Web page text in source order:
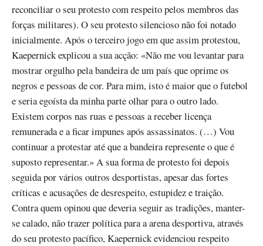
reconciliar o seu protesto com respeito pelos membros das
forças militares). O seu protesto silencioso não foi notado
inicialmente. Após o terceiro jogo em que assim protestou,
Kaepernick explicou a sua acção: «Não me vou levantar para
mostrar orgulho pela bandeira de um país que oprime os
negros e pessoas de cor. Para mim, isto é maior que o futebol
e seria egoísta da minha parte olhar para o outro lado.
Existem corpos nas ruas e pessoas a receber licença
remunerada e a ficar impunes após assassinatos. (…) Vou
continuar a protestar até que a bandeira represente o que é
suposto representar.» A sua forma de protesto foi depois
seguida por vários outros desportistas, apesar das fortes
críticas e acusações de desrespeito, estupidez e traição.
Contra quem opinou que deveria seguir as tradições, manter-
se calado, não trazer política para a arena desportiva, através
do seu protesto pacífico, Kaepernick evidenciou respeito